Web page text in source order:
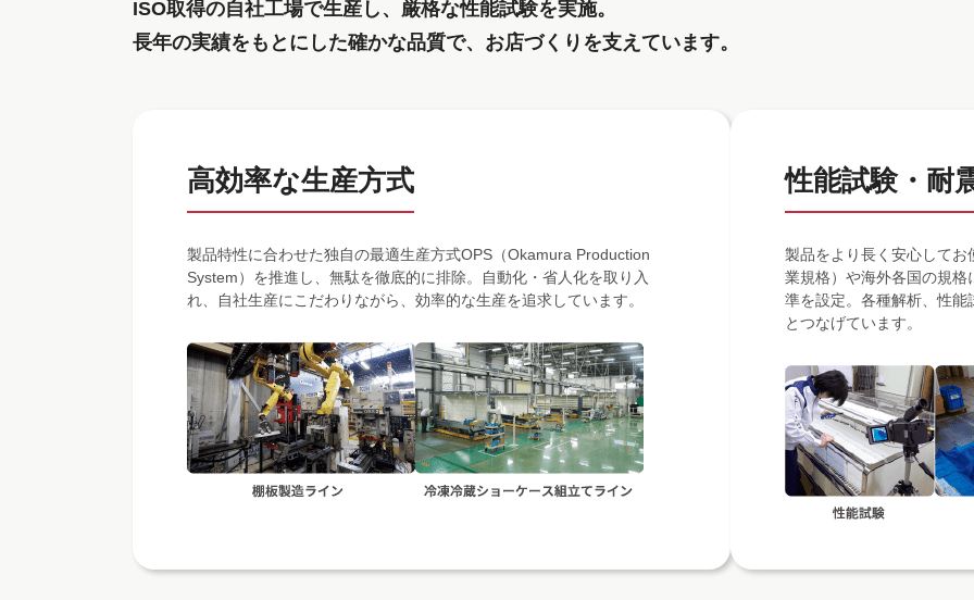
ISO取得の自社工場で生産し、厳格な性能試験を実施。
長年の実績をもとにした確かな品質で、お店づくりを支えています。
高効率な生産方式
製品特性に合わせた独自の最適生産方式OPS（Okamura Production
System）を推進し、無駄を徹底的に排除。自動化・省人化を取り入
れ、自社生産にこだわりながら、効率的な生産を追求しています。
性能試験・耐
製品をより長く安心して
業規格）や海外各国の規
準を設定。各種解析、性
とつなげています。